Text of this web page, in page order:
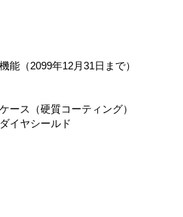
能（2099年12月31日まで）
ース（硬質コーティング）
イヤシールド